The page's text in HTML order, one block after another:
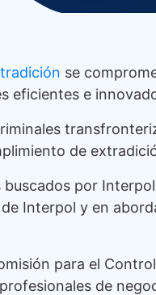
se
e
de
por
Interpol y en
para el
de